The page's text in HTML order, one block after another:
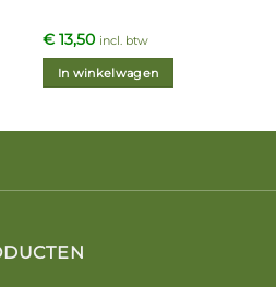
€13,50 incl. btw
In winkelwagen